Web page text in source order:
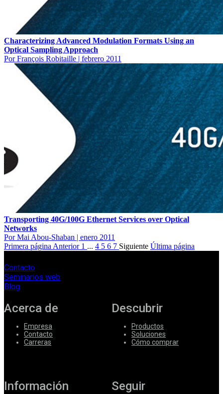
Characterizing Advanced Modulation Formats Using an
Optical Sampling Approach
Por François Robitaille | febrero 2011
Transporting 40G/100G Ethernet Services over Optical
Networks
Por Mai Abou-Shaban | enero 2011
Primera página Anterior 1 ... 4 5 6 7 Siguiente Última página
Contacto
Seminarios web
Blog
Acerca de
Empresa
Contacto
Carreras
Descubrir
Productos
Soluciones
Cómo comprar
Información Seguir